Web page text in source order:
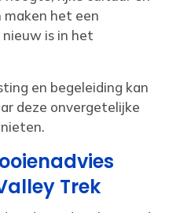
maken het een
is in het
en begeleiding kan
deze onvergetelijke
Trek